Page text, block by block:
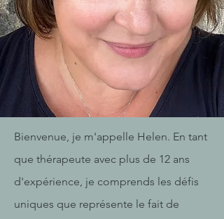
Bienvenue, je m'appelle Helen. En tant
que thérapeute avec plus de 12 ans
d'expérience, je comprends les défis
uniques que représente le fait de